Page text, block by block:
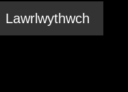
Lawrlwythwch